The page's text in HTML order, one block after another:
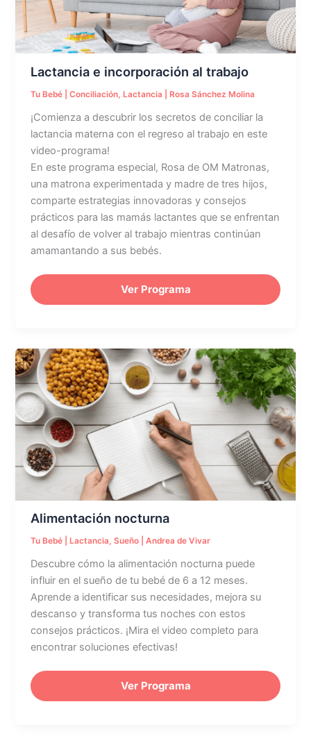
Lactancia e incorporación al trabajo
Tu Bebé |Conciliación Lactancia Rosa Sánchez Molina
¡Comienza a descubrir los secretos de conciliar la
lactancia materna con el regreso al trabajo en este
video-programa!
En este programa especial, Rosa de OM Matronas,
una matrona experimentada y madre de tres hijos,
comparte estrategias innovadoras y consejos
prácticos para las mamás lactantes que se enfrentan
al desafío de volver al trabajo mientras continúan
amamantando a sus bebés.
Ver Programa
Alimentación nocturna
Tu Bebé Lactancia,Sueño |Andrea de Vivar
Descubre cómo la alimentación nocturna puede
influir en el sueño de tu bebé de 6 a 12 meses.
Aprende a identificar sus necesidades, mejora su
descanso y transforma tus noches con estos
consejos prácticos. ¡Mira el video completo para
encontrar soluciones efectivas!
Alimentación
nocturna
Ver Programa